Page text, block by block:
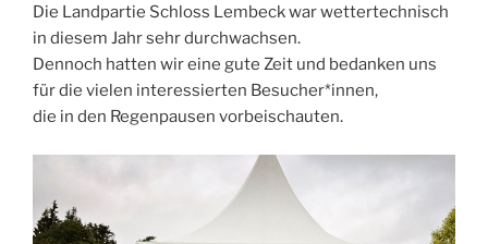
Die Landpartie Schloss Lembeck war wettertechnisch
in diesem Jahr sehr durchwachsen.
Dennoch hatten wir eine gute Zeit und bedanken uns
für die vielen interessierten Besucher*innen,
die in den Regenpausen vorbeischauten.